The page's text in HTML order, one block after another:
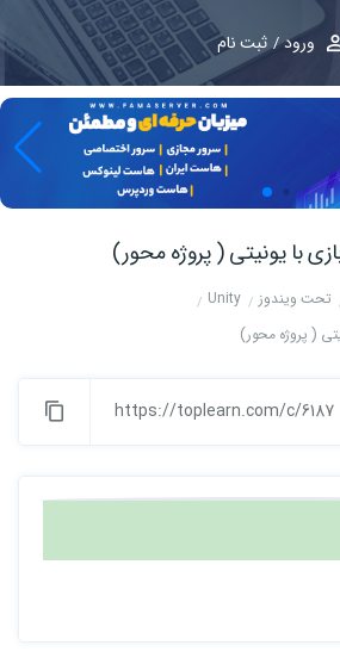
ورود ثبت نام
با یونیتی ( پروژه محور)
تحت ویندوز
Unity
( پروژه محور)
https://toplearn.com/c/6187